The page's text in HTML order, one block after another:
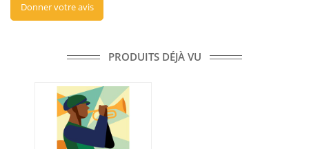
Donner votre avis
PRODUITS DÉJÀ VU